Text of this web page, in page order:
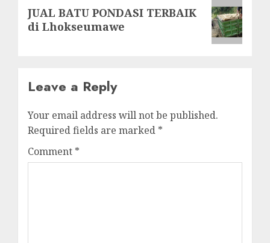
post:
JUAL BATU PONDASI TERBAIK
di Lhokseumawe
Leave a Reply
Your email address will not be published.
Required fields are marked *
Comment *